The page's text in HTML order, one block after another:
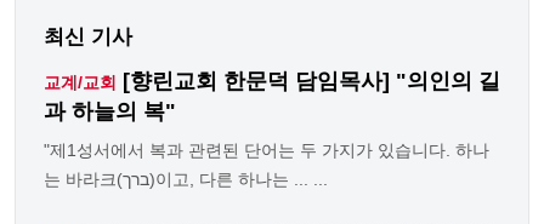
최신 기사
교계/교회 [향린교회 한문덕 담임목사] "의인의 길
과 하늘의 복"
"제1성서에서 복과 관련된 단어는 두 가지가 있습니다. 하나
는 바라크(ברך)이고, 다른 하나는 ... ...